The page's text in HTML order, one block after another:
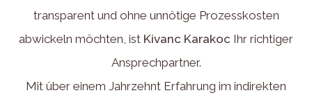
transparent und ohne unnötige Prozesskosten
abwickeln möchten, ist Kivanc Karakoc Ihr richtiger
Ansprechpartner.
Mit über einem Jahrzehnt Erfahrung im indirekten